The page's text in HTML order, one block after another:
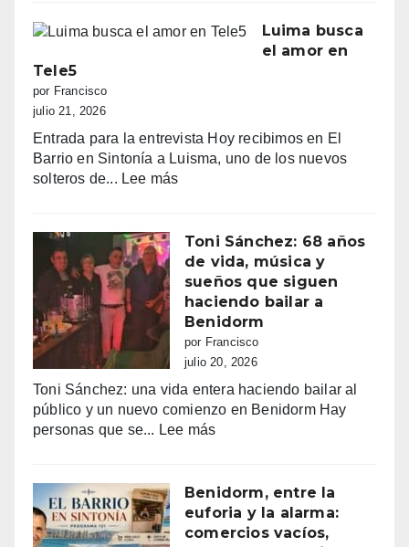
con
zonas
la
guerra
ilegales:
primeras
de
100.000
euros
recaudados”
Luima busca
el amor en
Tele5
por Francisco
julio 21, 2026
Entrada para la entrevista Hoy recibimos en El
Barrio en Sintonía a Luisma, uno de los nuevos
solteros de... Lee más:
el
amor
en
Tele5
Toni Sánchez: 68 años
de vida, música y
sueños que siguen
haciendo bailar a
Benidorm
por Francisco
julio 20, 2026
Toni Sánchez: una vida entera haciendo bailar al
público y un nuevo comienzo en Benidorm Hay
personas que se... Lee más:
68
años
de
Benidorm, entre la
euforia y la alarma:
comercios vacíos,